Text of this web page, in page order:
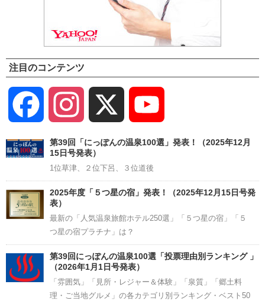
注目のコンテンツ
Facebook Instagram
Channel
第39回「にっぽんの温泉100選」発表！（2025年12月
15日号発表）
1位草津、２位下呂、３位道後
2025年度「５つ星の宿」発表！（2025年12月15日号発
表）
最新の「人気温泉旅館ホテル250選」「５つ星の宿」「５
つ星の宿プラチナ」は？
第39回にっぽんの温泉100選「投票理由別ランキング 」
（2026年1月1日号発表）
「雰囲気」「見所・レジャー＆体験」「泉質」「郷土料
理・ご当地グルメ」の各カテゴリ別ランキング・ベスト50